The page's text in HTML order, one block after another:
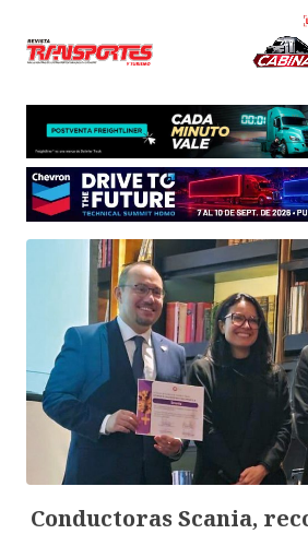
Conductoras Scania,